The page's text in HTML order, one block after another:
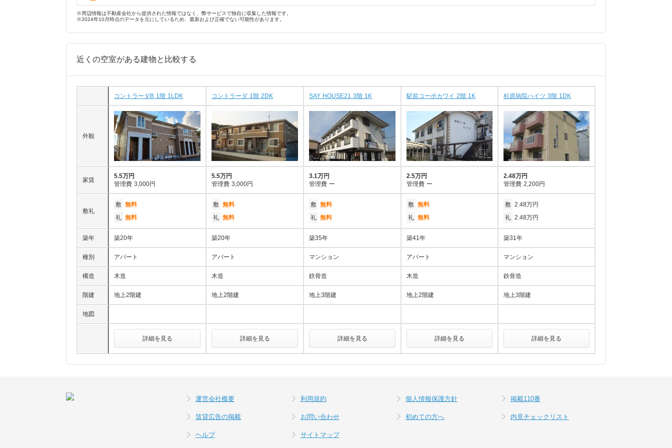
※周辺情報は不動産会社から提供された情報ではなく、弊サービスで独自に収集した情報です。
※2024年10月時点のデータを元にしているため、最新および正確でない可能性があります。
近くの空室がある建物と比較する
コントラーダB 1階 1LDK コントラーダ 1階 2DK SAY HOUSE21 3階 1K 駅前コーポカワイ 2階 1K 杉原病院ハイツ 3階 1DK
外観
家賃
5.5万円
管理費 3,000円
5.5万円
管理費 3,000円
3.1万円
管理費 ー
2.5万円
管理費 ー
2.48万円
管理費 2,200円
敷礼
敷 無料
礼 無料
敷 無料
礼 無料
敷 無料
礼 無料
敷 無料
礼 無料
敷 2.48万円
礼 2.48万円
築年 築20年 築20年 築35年 築41年 築31年
種別 アパート アパート マンション アパート マンション
構造 木造 木造 鉄骨造 木造 鉄骨造
階建 地上2階建 地上2階建 地上3階建 地上2階建 地上3階建
地図
詳細を見る 詳細を見る 詳細を見る 詳細を見る 詳細を見る
運営会社概要 利用規約 個人情報保護方針 掲載110番
賃貸広告の掲載 お問い合わせ 初めての方へ 内見チェックリスト
ヘルプ サイトマップ